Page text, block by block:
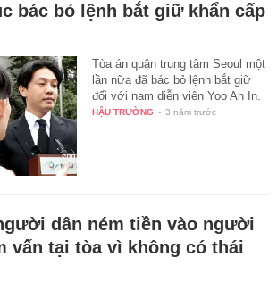
bác bỏ lệnh bắt giữ khẩn cấp
Tòa án quận trung tâm Seoul một
lần nữa đã bác bỏ lệnh bắt giữ
đối với nam diễn viên Yoo Ah In.
HẬU TRƯỜNG - 3 năm trước
dân ném tiền vào người
vấn tại tòa vì không có thái